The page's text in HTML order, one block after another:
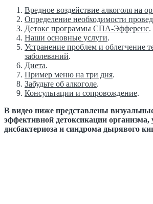
Вредное воздействие алкоголя на
Определение необходимости
Детокс программы СПА-Эфференс.
Наши основные услуги.
Устранение проблем и облегчение
заболеваний.
Диета.
Пример меню на три дня.
Забудьте об алкоголе.
Консультации и сопровождение.
В видео ниже представлены
эффективной детоксикации организма,
дисбактериоза и синдрома дырявого